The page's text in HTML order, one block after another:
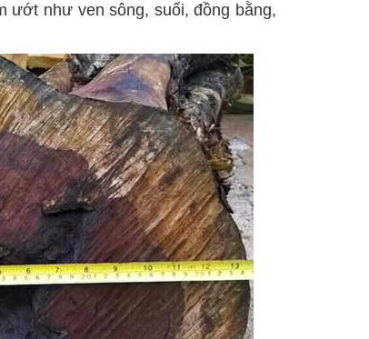
ướt như ven sông, suối, đồng bằng,